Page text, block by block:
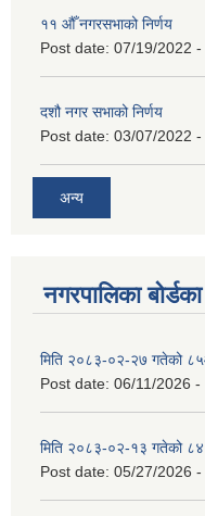
११ ‌औँ नगरसभाको निर्णय
Post date: 07/19/2022
दशौ नगर सभाको निर्णय
Post date: 03/07/2022 -
अन्य
नगरपालिका
मिति २०८३-०२-२७ गतेको
Post date: 06/11/2026 -
मिति २०८३-०२-१३ गतेको ८४
Post date: 05/27/2026